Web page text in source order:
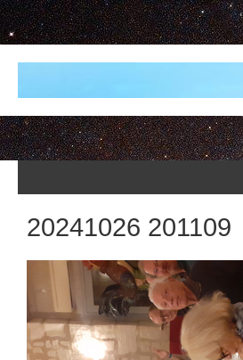
20241026 201109